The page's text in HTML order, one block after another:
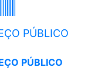
PÚBLICO
PÚBLICO